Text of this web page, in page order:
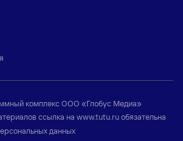
комплексООО «Глобус Медиа»
ссылка на www.tutu.ruобязательна
данных